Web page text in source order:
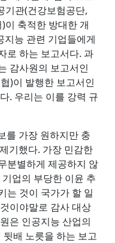
기관(건강보험공단,
이 축적한 방대한 개
능 관련 기업들에게
로 하는 보고서다. 과
감사원의 보고서인
)이 발행한 보고서인
. 우리는 이를 강력 규
를 가장 원하지만 충
기했다. 가장 민감한
분별하게 제공하지 않
업의 부당한 이윤 추
는 것이 국가가 할 일
이야말로 감사 대상
은 인공지능 산업의
뒷배 노릇을 하는 보고